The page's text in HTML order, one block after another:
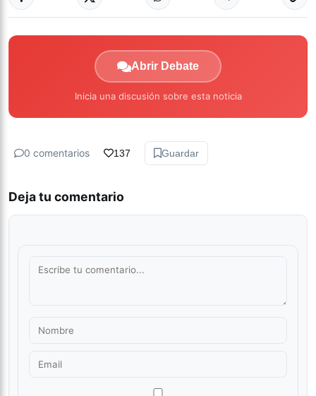
Abrir Debate
Inicia una discusión sobre esta noticia
0 comentarios 137 Guardar
Deja tu comentario